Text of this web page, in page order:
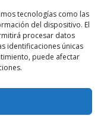
tecnologías como las
del dispositivo. El
procesar datos
identificaciones únicas
puede afectar
(artículo 90) tras el
nuevo plazo de
de casación.
Se introducen
a quo puede emitir